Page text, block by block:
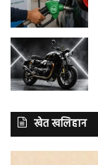
खेत खलिहान